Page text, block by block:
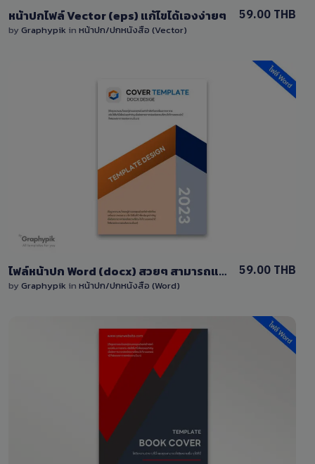
หน้าปกไฟล์ Vector (eps) แก้ไขได้เองง่ายๆ
by Graphypik in หน้าปก/ปกหนังสือ (Vector)
59.00 THB
View Details
0 Sale
ไฟล์หน้าปก Word (docx) สวยๆ สามารถแก้ไขง่ายสำหรับคุณ
by Graphypik in หน้าปก/ปกหนังสือ (Word)
59.00 THB
View Details
0 Sale